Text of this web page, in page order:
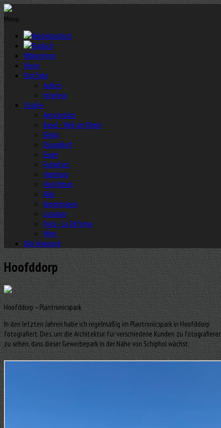
Menu
Wilkommen
Vision
Portfolio
Außen
Interieur
Städte
Amsterdam
Basel – Weil am Rhein
Berlin
Düsseldorf
Essen
Frankfurt
Hamburg
Hoofddorp
Köln
Kopenhagen
Lissabon
Paris – La Défense
Wien
Dirk Verwoerd
Hoofddorp
Hoofddorp – Plantronicspark
In den letzten Jahren habe ich regelmäßig im Plantronicspark in Hoofddorp
fotografiert. Dies, um die Architektur für verschiedene Kunden zu
zu sehen, dass dieser Gewerbepark in der Nähe von Schiphol wächst.